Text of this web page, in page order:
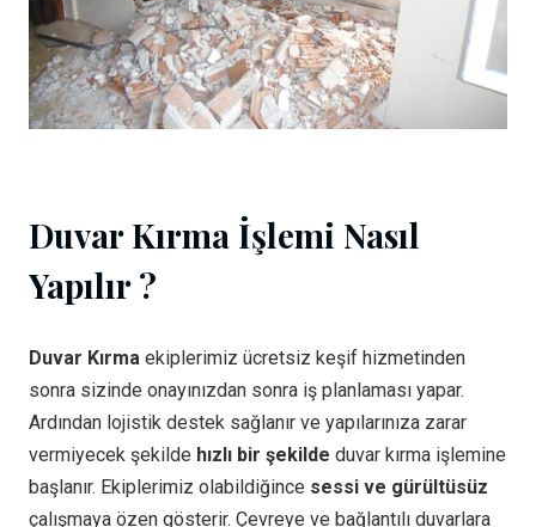
Duvar Kırma İşlemi Nasıl
Yapılır ?
Duvar Kırma ekiplerimiz ücretsiz keşif hizmetinden
sonra sizinde onayınızdan sonra iş planlaması yapar.
Ardından lojistik destek sağlanır ve yapılarınıza zarar
vermiyecek şekilde hızlı bir şekilde duvar kırma işlemine
başlanır. Ekiplerimiz olabildiğince sessi ve gürültüsüz
çalışmaya özen gösterir. Çevreye ve bağlantılı duvarlara